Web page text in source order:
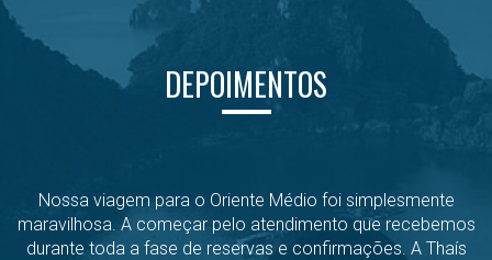
DEPOIMENTOS
Nossa viagem para o Oriente Médio foi simplesmente
maravilhosa. A começar pelo atendimento que recebemos
durante toda a fase de reservas e confirmações. A Thaís